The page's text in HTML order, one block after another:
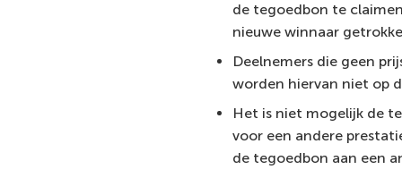
de tegoedbon te
nieuwe winnaar
Deelnemers die geen
worden hiervan niet op
Het is niet mogelijk de
voor een andere
de tegoedbon aan een